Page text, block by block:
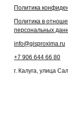
Политика
Политика в
персональных
info@gisproxima.ru
+7 906 644 66 80
г. Калуга, улица